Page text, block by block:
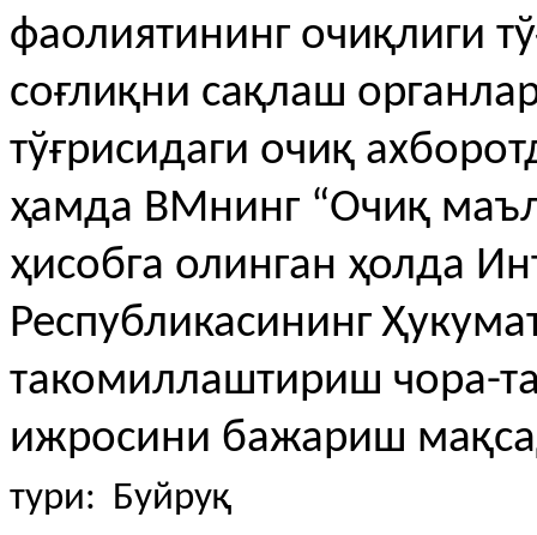
фаолиятининг очиқлиги
соғлиқни сақлаш
тўғрисидаги очиқ
ҳамда ВМнинг “Очиқ
ҳисобга олинган ҳолда
Республикасининг
такомиллаштириш чора-
ижросини бажариш
тури: Буйруқ